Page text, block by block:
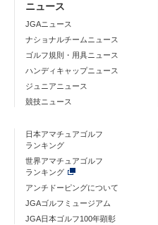
ニュース
JGAニュース
ナショナルチームニュース
ゴルフ規則・用具ニュース
ハンディキャップニュース
ジュニアニュース
競技ニュース
日本アマチュアゴルフ
ランキング
世界アマチュアゴルフ
ランキング
アンチドーピングについて
JGAゴルフミュージアム
JGA日本ゴルフ100年顕彰